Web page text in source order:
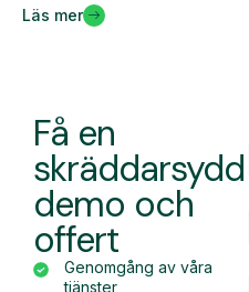
Läs mer
Få en
skräddarsydd
demo och
offert
Genomgång av våra
tjänster